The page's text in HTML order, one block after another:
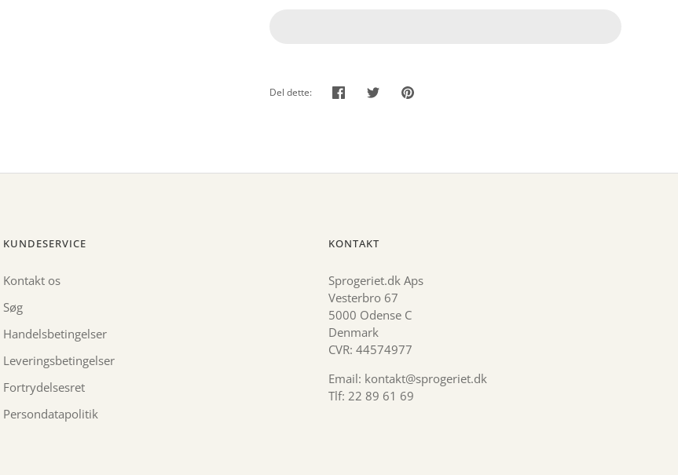
Del dette: Del TweetPin
KUNDESERVICE
Kontakt os
Søg
Handelsbetingelser
Leveringsbetingelser
Fortrydelsesret
Persondatapolitik
KONTAKT
Sprogeriet.dk Aps
Vesterbro 67
5000 Odense C
Denmark
CVR: 44574977
Email: kontakt@sprogeriet.dk
Tlf: 22 89 61 69